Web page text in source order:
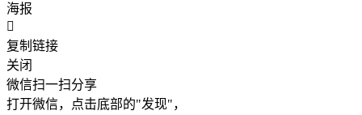
海报
复制链接
关闭
微信扫一扫分享
打开微信，点击底部的"发现"，